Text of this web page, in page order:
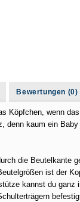
Bewertungen (0)
Köpfchen, wenn
denn kaum ein
die
ist der
kannst du